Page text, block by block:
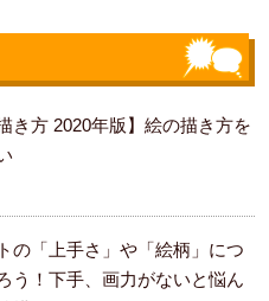
き方 2020年版】絵の描き方を
の「上手さ」や「絵柄」につ
う！下手、画力がないと悩ん